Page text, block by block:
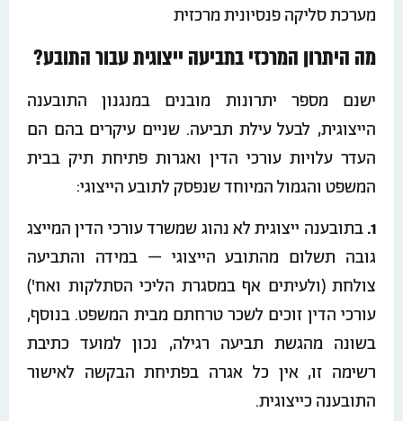
מערכת סליקה פנסיונית מרכזית
מה היתרון המרכזי בתביעה ייצוגית עבור התובע?
ישנם מספר יתרונות מובנים במנגנון התובענה
הייצוגית, לבעל עילת תביעה. שניים עיקרים בהם הם
העדר עלויות עורכי הדין ואגרות פתיחת תיק בבית
המשפט והגמול המיוחד שנפסק לתובע הייצוגי:
1. בתובענה ייצוגית לא נהוג שמשרד עורכי הדין המייצג
גובה תשלום מהתובע הייצוגי – במידה והתביעה
צולחת (ולעיתים אף במסגרת הליכי הסתלקות ואח')
עורכי הדין זוכים לשכר טרחתם מבית המשפט. בנוסף,
בשונה מהגשת תביעה רגילה, נכון למועד כתיבת
רשימה זו, אין כל אגרה בפתיחת הבקשה לאישור
התובענה כייצוגית.